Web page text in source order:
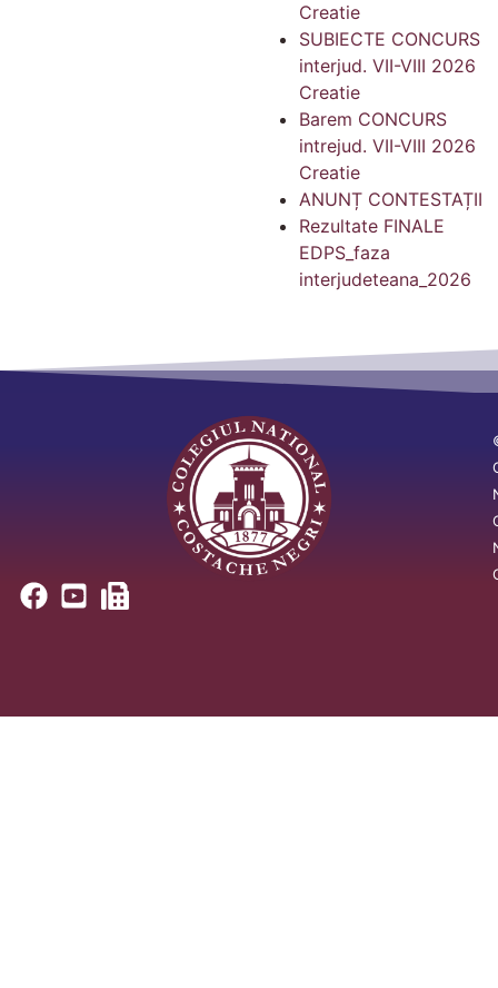
Creatie
SUBIECTE CONCURS
interjud. VII-VIII 2026
Creatie
Barem CONCURS
intrejud. VII-VIII 2026
Creatie
ANUNȚ CONTESTAȚII
Rezultate FINALE
EDPS_faza
interjudeteana_2026